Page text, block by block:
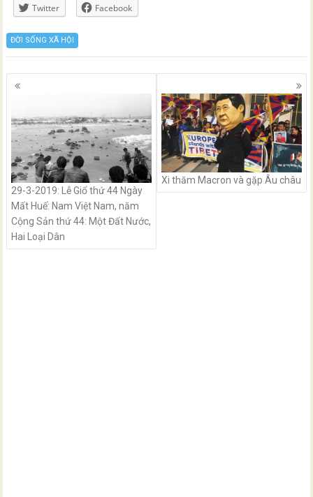
Twitter Facebook
ĐỜI SỐNG XÃ HỘI
Posts
29-3-2019: Lễ Giổ thứ 44 Ngày
Mất Huế: Nam Việt Nam, năm
Cộng Sản thứ 44: Một Đất Nước,
Hai Loại Dân
Xi thăm Macron và gặp Âu châu